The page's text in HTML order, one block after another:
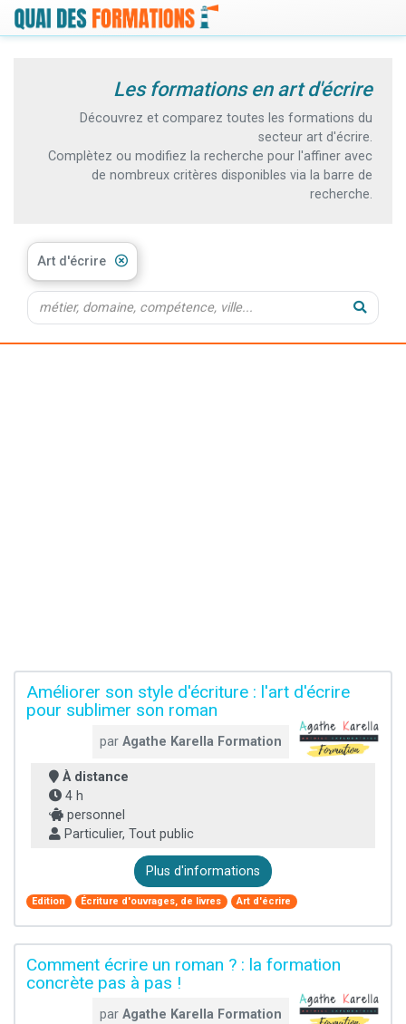
Les formations en art d'écrire
Découvrez et comparez toutes les formations du
secteur art d'écrire.
Complètez ou modifiez la recherche pour l'affiner avec
de nombreux critères disponibles via la barre de
recherche.
Art d'écrire
Améliorer son style d'écriture : l'art d'écrire
pour sublimer son roman
par Agathe Karella Formation
À distance
4 h
personnel
Particulier, Tout public
Plus d'informations
Edition Écriture d'ouvrages, de livres Art d'écrire
Comment écrire un roman ? : la formation
concrète pas à pas !
par Agathe Karella Formation